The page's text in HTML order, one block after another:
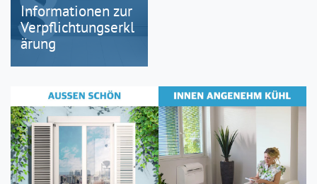
Informationen zur
Verpflichtungserkl
ärung